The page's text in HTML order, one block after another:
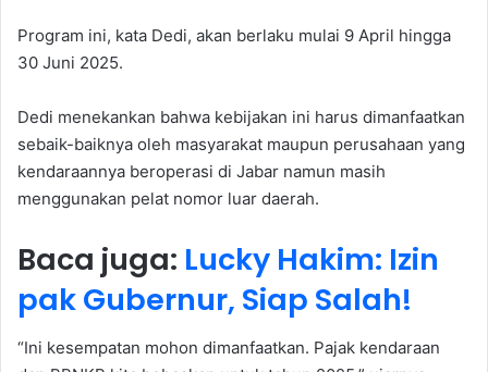
Program ini, kata Dedi, akan berlaku mulai 9 April hingga
30 Juni 2025.
Dedi menekankan bahwa kebijakan ini harus dimanfaatkan
sebaik-baiknya oleh masyarakat maupun perusahaan yang
kendaraannya beroperasi di Jabar namun masih
menggunakan pelat nomor luar daerah.
Baca juga: Lucky Hakim: Izin
pak Gubernur, Siap Salah!
“Ini kesempatan mohon dimanfaatkan. Pajak kendaraan